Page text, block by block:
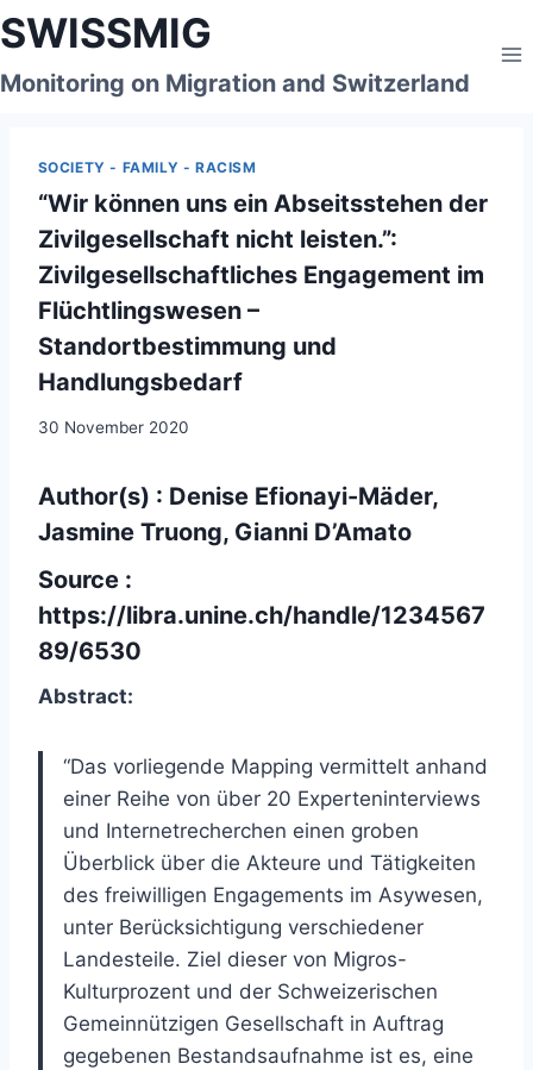
Skip
to
content
SWISSMIG
Monitoring on Migration and Switzerland
SOCIETY - FAMILY - RACISM
“Wir können uns ein Abseitsstehen der
Zivilgesellschaft nicht leisten.”:
Zivilgesellschaftliches Engagement im
Flüchtlingswesen –
Standortbestimmung und
Handlungsbedarf
30 November 2020
Author(s) : Denise Efionayi-Mäder,
Jasmine Truong, Gianni D’Amato
Source :
https://libra.unine.ch/handle/1234567
89/6530
Abstract:
“Das vorliegende Mapping vermittelt anhand
einer Reihe von über 20 Experteninterviews
und Internetrecherchen einen groben
Überblick über die Akteure und Tätigkeiten
des freiwilligen Engagements im Asywesen,
unter Berücksichtigung verschiedener
Landesteile. Ziel dieser von Migros-
Kulturprozent und der Schweizerischen
Gemeinnützigen Gesellschaft in Auftrag
gegebenen Bestandsaufnahme ist es, eine